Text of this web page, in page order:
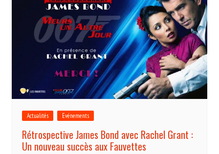
Actualités Evénements
Rétrospective James Bond avec Rachel Grant :
Un nouveau succès aux Fauvettes